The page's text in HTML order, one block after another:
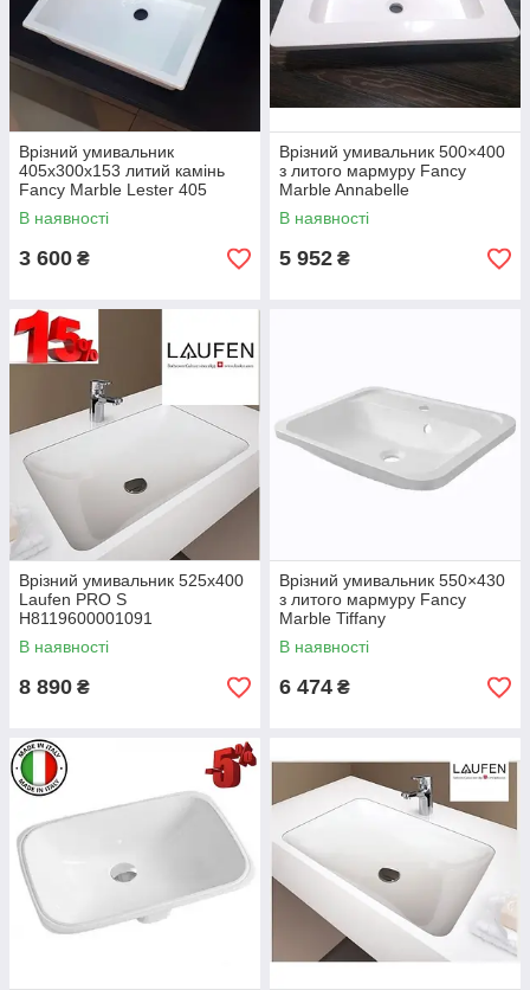
Врізний умивальник
405х300х153 литий камінь
Fancy Marble Lester 405
В наявності
3 600 ₴
Врізний умивальник 500×400
з литого мармуру Fancy
Marble Annabelle
В наявності
5 952 ₴
Врізний умивальник 525х400
Laufen PRO S
H8119600001091
В наявності
8 890 ₴
Врізний умивальник 550×430
з литого мармуру Fancy
Marble Tiffany
В наявності
6 474 ₴